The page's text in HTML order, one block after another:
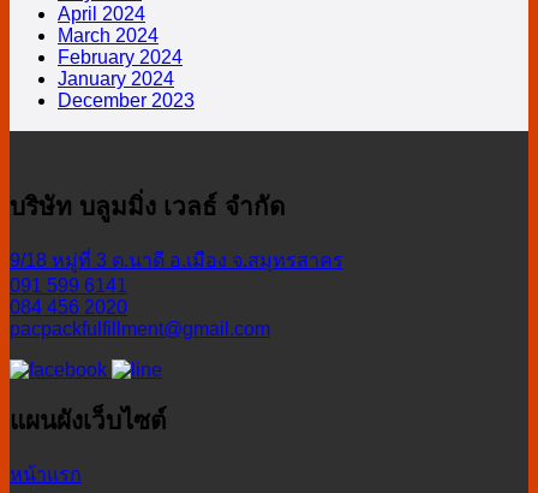
April 2024
March 2024
February 2024
January 2024
December 2023
บริษัท บลูมมิ่ง เวลธ์ จำกัด
9/18 หมู่ที่ 3 ต.นาดี อ.เมือง จ.สมุทรสาคร
091 599 6141
084 456 2020
pacpackfulfillment@gmail.com
แผนผังเว็บไซต์
หน้าแรก